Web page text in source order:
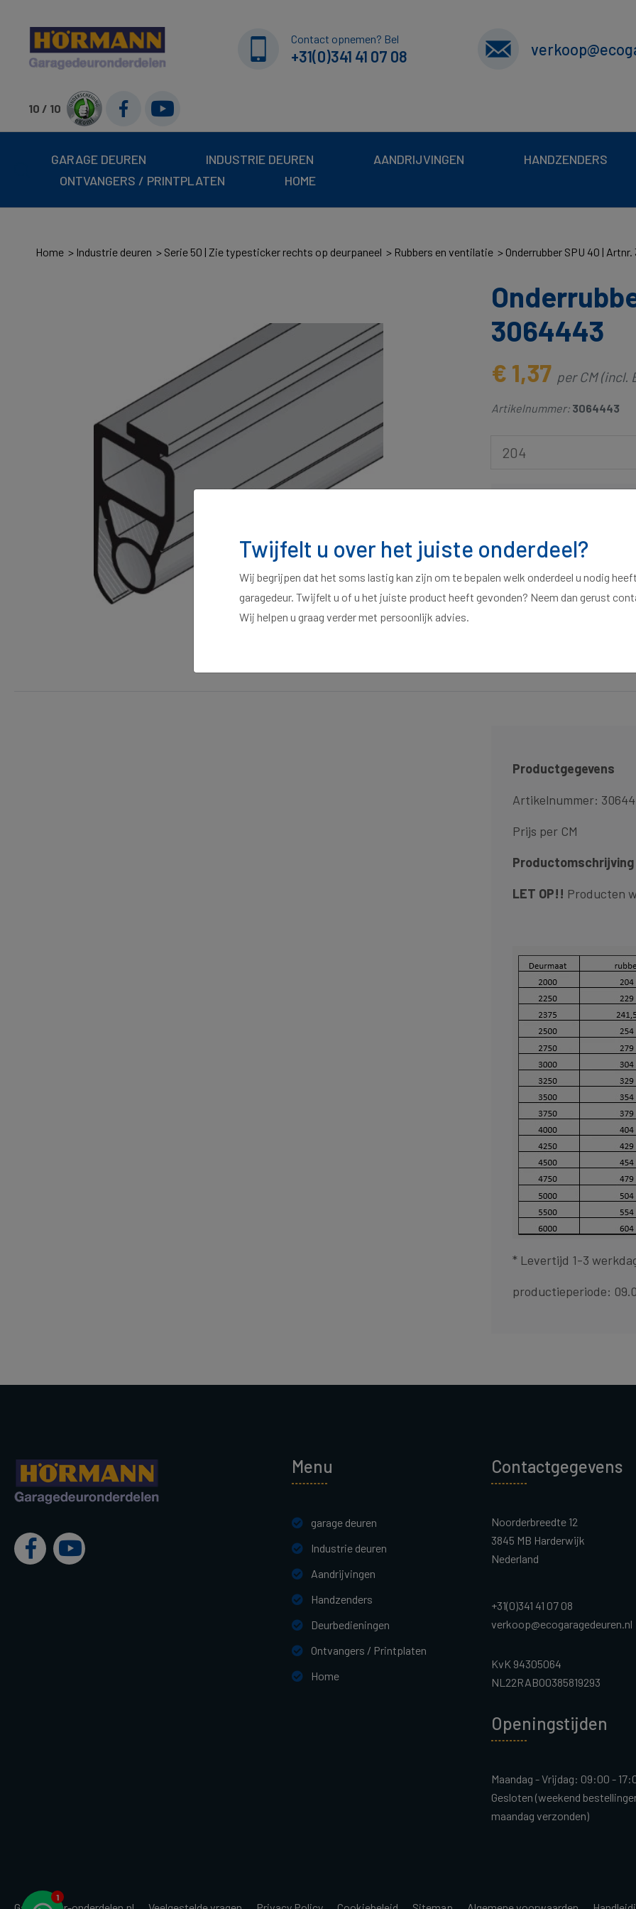
Contact opnemen? Bel
+31(0)341 41 07 08
10 / 10
GARAGE DEUREN INDUSTRIE DEUREN AANDRIJVINGEN
HANDZENDERS
ONTVANGERS / PRINTPLATEN
HOME
Home Industrie deuren Serie 50 | Zie typesticker rechts op deurpaneel Rubbers en ventilatie Onderrubber SPU 40 |
3064443
€ 1,37 per CM (incl.
Artikelnummer: 3064443
204
Bestel bij de
Snelle levering &
Telefonische
Productgegevens
Artikelnummer:
Prijs per CM
Productomschrijving
LET OP!! Producten
* Levertijd 1-3
productieperiode:
Menu
garage deuren
Industrie deuren
Aandrijvingen
Handzenders
Deurbedieningen
Ontvangers / Printplaten
Home
Contactgegevens
Noorderbreedte 12
3845 MB Harderwijk
Nederland
+31(0)341 41 07 08
verkoop@ecogaragedeuren.nl
KvK 94305064
NL22RABO0385819293
Openingstijden
Maandag - Vrijdag: 09:00 -
Gesloten (weekend
maandag verzonden)
Twijfelt u over het juiste onderdeel?
Wij begrijpen dat het soms lastig kan zijn om te bepalen welk onderdeel u nodig
garagedeur. Twijfelt u of u het juiste product heeft gevonden? Neem dan gerust
Wij helpen u graag verder met persoonlijk advies.